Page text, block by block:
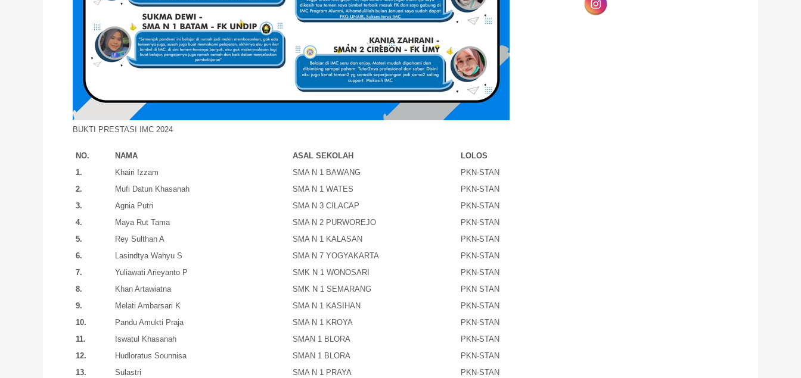
BUKTI PRESTASI IMC 2024
NO. NAMA ASAL SEKOLAH
LOLOS
1.
Khairi Izzam SMA N 1 BAWANG
PKN-STAN
2.
Mufi Datun Khasanah SMA N 1 WATES
PKN-STAN
3.
Agnia Putri SMA N 3 CILACAP
PKN-STAN
4.
Maya Rut Tama SMA N 2 PURWOREJO
PKN-STAN
5.
Rey Sulthan A SMA N 1 KALASAN
PKN-STAN
6.
Lasindtya Wahyu S SMA N 7 YOGYAKARTA
PKN-STAN
7.
Yuliawati Arieyanto P SMK N 1 WONOSARI
PKN-STAN
8.
Khan Artawiatna SMK N 1 SEMARANG
PKN STAN
9.
Melati Ambarsari K SMA N 1 KASIHAN
PKN-STAN
10.
Pandu Amukti Praja SMA N 1 KROYA
PKN-STAN
11.
Iswatul Khasanah SMAN 1 BLORA
PKN-STAN
12.
Hudloratus Sounnisa SMAN 1 BLORA
PKN-STAN
13.
Sulastri SMA N 1 PRAYA
PKN-STAN